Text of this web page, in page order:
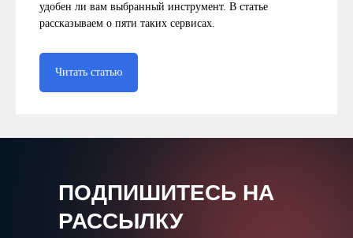
удобен ли вам выбранный инструмент. В статье
рассказываем о пяти таких сервисах.
Читать статью
ПОДПИШИТЕСЬ НА
РАССЫЛКУ